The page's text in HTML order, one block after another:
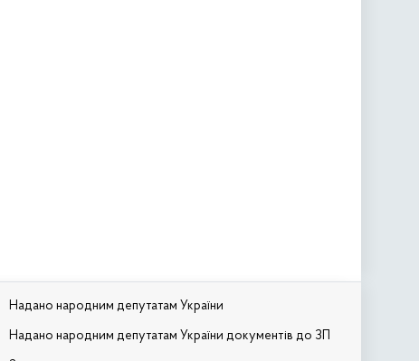
Надано народним депутатам України
Надано народним депутатам України документів до ЗП